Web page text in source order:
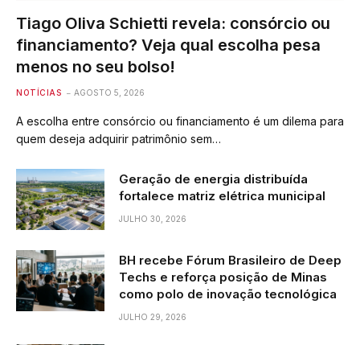
Tiago Oliva Schietti revela: consórcio ou
financiamento? Veja qual escolha pesa
menos no seu bolso!
NOTÍCIAS AGOSTO 5, 2026
A escolha entre consórcio ou financiamento é um dilema para
quem deseja adquirir patrimônio sem…
Geração de energia distribuída
fortalece matriz elétrica municipal
JULHO 30, 2026
BH recebe Fórum Brasileiro de Deep
Techs e reforça posição de Minas
como polo de inovação tecnológica
JULHO 29, 2026